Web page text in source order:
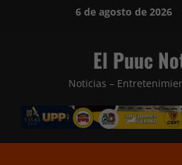
6 de agosto de 2026
El Puuc
Noticias –